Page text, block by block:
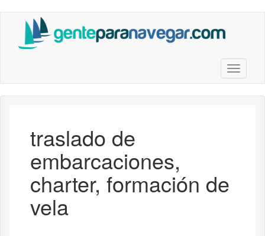
contenido
Toggle
traslado de
embarcaciones,
charter, formación de
vela